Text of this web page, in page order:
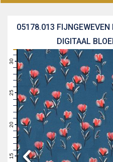
FIJNGEWEVEN
DIGITAAL
05178.013
15
16
17
18
19
20
21
22
23
24
25
26
27
28
29
30